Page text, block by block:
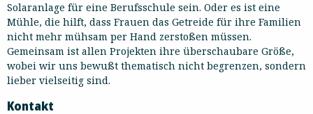
Solaranlage für eine Berufsschule sein. Oder es ist eine
Mühle, die hilft, dass Frauen das Getreide für ihre Familien
nicht mehr mühsam per Hand zerstoßen müssen.
Gemeinsam ist allen Projekten ihre überschaubare Größe,
wobei wir uns bewußt thematisch nicht begrenzen, sondern
lieber vielseitig sind.
Kontakt